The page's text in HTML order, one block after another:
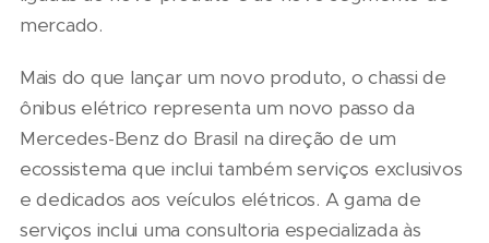
mercado.
Mais do que lançar um novo produto, o chassi de
ônibus elétrico representa um novo passo da
Mercedes-Benz do Brasil na direção de um
ecossistema que inclui também serviços exclusivos
e dedicados aos veículos elétricos. A gama de
serviços inclui uma consultoria especializada às